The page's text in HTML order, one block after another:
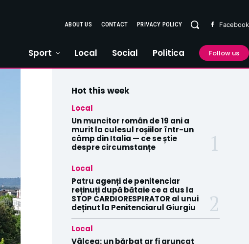
ABOUT US CONTACT PRIVACY POLICY Facebook
Sport Local Social Politica Follow us
Hot this week
Local
Un muncitor român de 19 ani a
murit la culesul roșiilor într-un
câmp din Italia — ce se știe
despre circumstanțe
Local
Patru agenți de penitenciar
reținuți după bătaie ce a dus la
STOP CARDIORESPIRATOR al unui
deținut la Penitenciarul Giurgiu
Local
Vâlcea: un bărbat ar fi aruncat